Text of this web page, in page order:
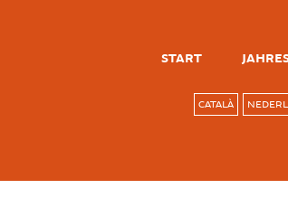
START
CATALÀ